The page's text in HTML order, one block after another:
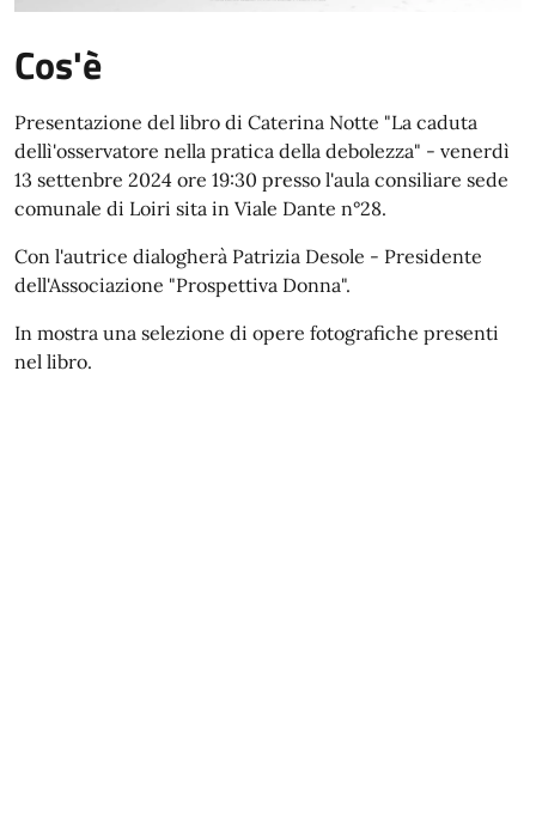
Cos'è
Presentazione del libro di Caterina Notte "La caduta
dellì'osservatore nella pratica della debolezza" - venerdì
13 settenbre 2024 ore 19:30 presso l'aula consiliare sede
comunale di Loiri sita in Viale Dante n°28.
Con l'autrice dialogherà Patrizia Desole - Presidente
dell'Associazione "Prospettiva Donna".
In mostra una selezione di opere fotografiche presenti
nel libro.